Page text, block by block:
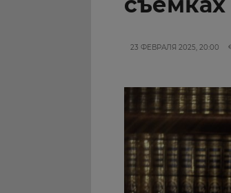
23 ФЕВРАЛЯ 2025, 20:00